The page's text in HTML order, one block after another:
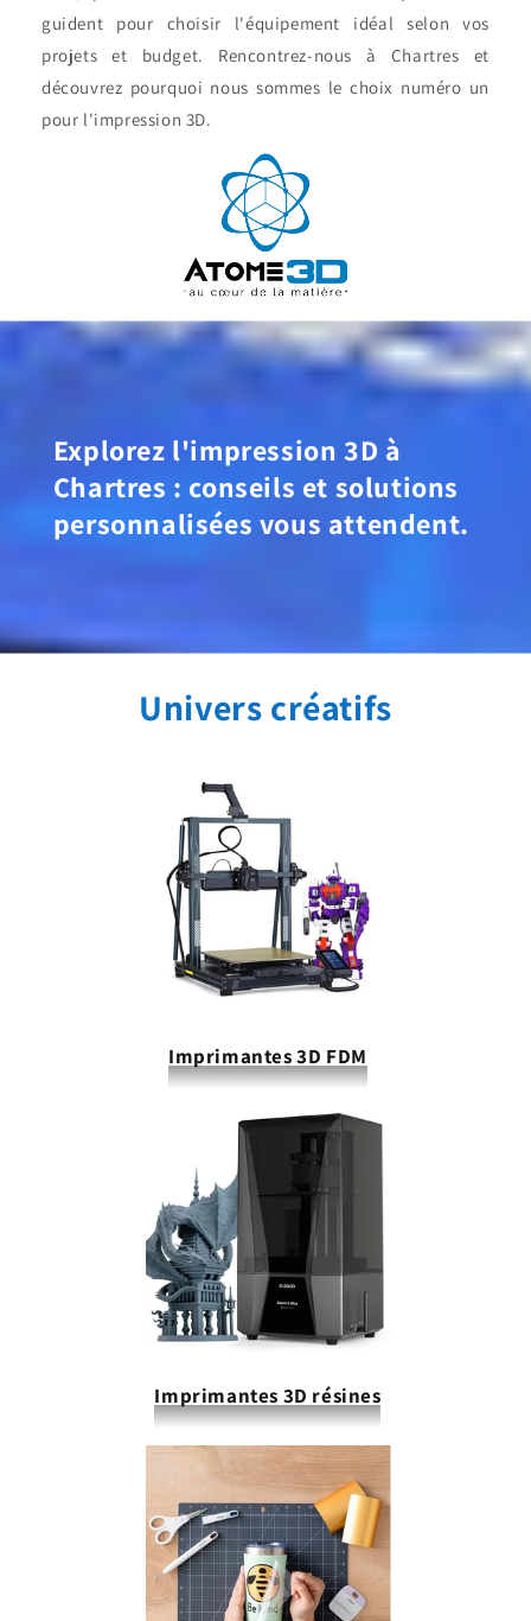
guident pour choisir l'équipement idéal selon vos
projets et budget. Rencontrez-nous à Chartres et
découvrez pourquoi nous sommes le choix numéro un
pour l'impression 3D.
Explorez l'impression 3D à
Chartres : conseils et solutions
personnalisées vous attendent.
Univers créatifs
Imprimantes 3D FDM
Imprimantes 3D résines